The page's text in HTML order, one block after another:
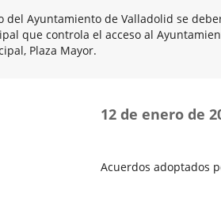
del Ayuntamiento de Valladolid se
que controla el acceso al
Plaza Mayor.
Acuerdos adoptados
12 de enero de